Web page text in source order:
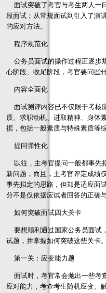
面试突破了考官与考生两人一
段面试；从常规面试到引入了演
的应对方法。
程序规范化
公务员面试的操作过程正逐步
心阶段、收尾阶段，考官要问些
内容全面化
面试测评内容已不仅限于考核
质、求职动机、进取精神、身体
据，包括一般素质与特殊素质等
提问弹性化
以往，主考官提问一般都事先
新问题，而且，主考官评定成绩
事先拟定的思路，但却是适应面
分不是仅依据应试者回答的正确
如何突破面试四大关卡
要想顺利通过国家公务员面试
试题，并掌握如何突破这些关卡。
第一关：应变能力题
面试时，考官常会抛出一些考
应对能力，考查考生随机应变、